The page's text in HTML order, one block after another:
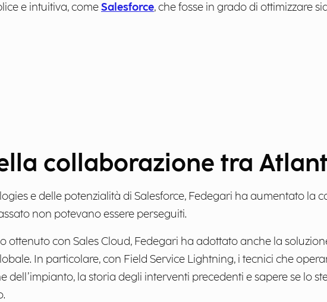
e intuitiva, comeSalesforce, che fosse in grado di ottimizzare
collaborazione tra
e delle potenzialità di Salesforce, Fedegari ha aumentato la
non potevano essere perseguiti.
ottenuto con Sales Cloud, Fedegari ha adottato anche la
In particolare, con Field Service Lightning, i tecnici che
dell’impianto, la storia degli interventi precedenti e sapere se lo